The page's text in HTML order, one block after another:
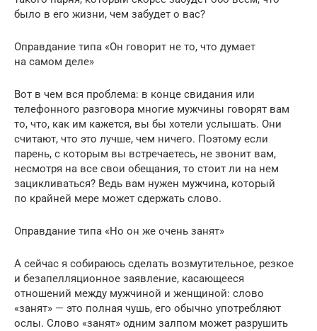
было в его жизни, чем забудет о вас?
Оправдание типа «Он говорит не то, что думает
на самом деле»
Вот в чем вся проблема: в конце свидания или
телефонного разговора многие мужчины говорят вам
то, что, как им кажется, вы бы хотели услышать. Они
считают, что это лучше, чем ничего. Поэтому если
парень, с которым вы встречаетесь, не звонит вам,
несмотря на все свои обещания, то стоит ли на нем
зацикливаться? Ведь вам нужен мужчина, который
по крайней мере может сдержать слово.
Оправдание типа «Но он же очень занят»
А сейчас я собираюсь сделать возмутительное, резкое
и безапелляционное заявление, касающееся
отношений между мужчиной и женщиной: слово
«занят» — это полная чушь, его обычно употребляют
ослы. Слово «занят» одним залпом может разрушить